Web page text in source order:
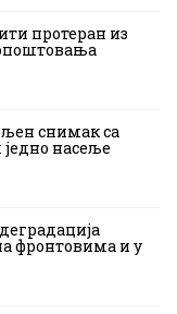
протеран из
снимак са
насеље
фронтовима и у